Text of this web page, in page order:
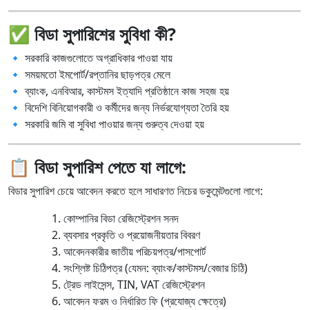
✅ বিডা সুপারিশের সুবিধা কী?
🔹 সরকারি কাজগুলোতে অগ্রাধিকার পাওয়া যায়
🔹 সময়মতো ইমপোর্ট/রপ্তানির ছাড়পত্র মেলে
🔹 ব্যাংক, এনবিআর, কাস্টমস ইত্যাদি প্রতিষ্ঠানে কাজ সহজ হয়
🔹 বিদেশি বিনিয়োগকারী ও কর্মীদের জন্য নির্ভরযোগ্যতা তৈরি হয়
🔹 সরকারি জমি বা সুবিধা পাওয়ার জন্য গুরুত্ব দেওয়া হয়
📋 বিডা সুপারিশ পেতে যা লাগে:
বিডার সুপারিশ চেয়ে আবেদন করতে হলে সাধারণত নিচের ডকুমেন্টগুলো লাগে:
কোম্পানির বিডা রেজিস্ট্রেশন সনদ
ব্যবসার প্রকৃতি ও প্রয়োজনীয়তার বিবরণ
আবেদনকারীর জাতীয় পরিচয়পত্র/পাসপোর্ট
সংশ্লিষ্ট চিঠিপত্র (যেমন: ব্যাংক/কাস্টমস/বেজার চিঠি)
ট্রেড লাইসেন্স, TIN, VAT রেজিস্ট্রেশন
আবেদন ফরম ও নির্ধারিত ফি (প্রযোজ্য ক্ষেত্রে)